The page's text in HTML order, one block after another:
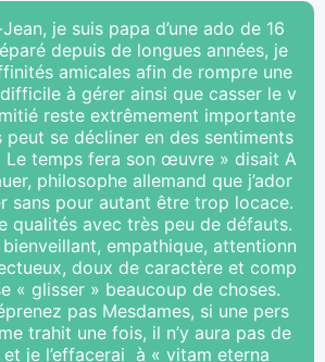
je suis papa d’une ado de 16
depuis de longues années, je
amicales afin de rompre une
à gérer ainsi que casser le v
reste extrêmement importante
peut se décliner en des sentiments
Le temps fera son œuvre » disait A
philosophe allemand que j’ador
sans pour autant être trop locace.
qualités avec très peu de défauts.
empathique, attentionn
doux de caractère et comp
« glisser » beaucoup de choses.
pas Mesdames, si une pers
trahit une fois, il n’y aura pas de
je l’effacerai à « vitam eterna